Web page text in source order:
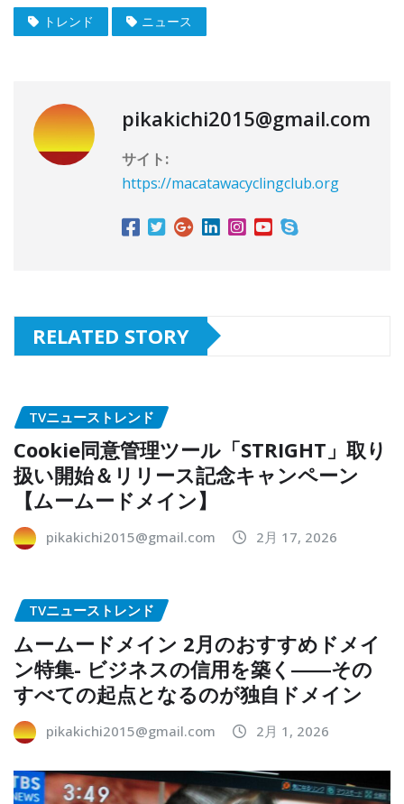
トレンド ニュース
pikakichi2015@gmail.com
サイト:
https://macatawacyclingclub.org
RELATED STORY
TVニューストレンド
Cookie同意管理ツール「STRIGHT」取り
扱い開始＆リリース記念キャンペーン
【ムームードメイン】
pikakichi2015@gmail.com 2月 17, 2026
TVニューストレンド
ムームードメイン 2月のおすすめドメイ
ン特集- ビジネスの信用を築く――その
すべての起点となるのが独自ドメイン
pikakichi2015@gmail.com 2月 1, 2026